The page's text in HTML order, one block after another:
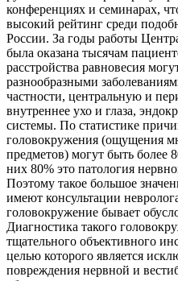
конференциях и семинарах,
высокий рейтинг среди
России. За годы работы
была оказана тысячам
расстройства равновесия
разнообразными
частности, центральную и
внутреннее ухо и глаза,
системы. По статистике
головокружения (ощущения
предметов) могут быть более
них 80% это патология
Поэтому такое большое
имеют консультации
головокружение бывает
Диагностика такого
тщательного объективного
целью которого является
повреждения нервной и